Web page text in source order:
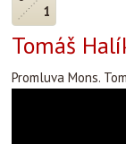
1
Tomáš
Promluva Mons.